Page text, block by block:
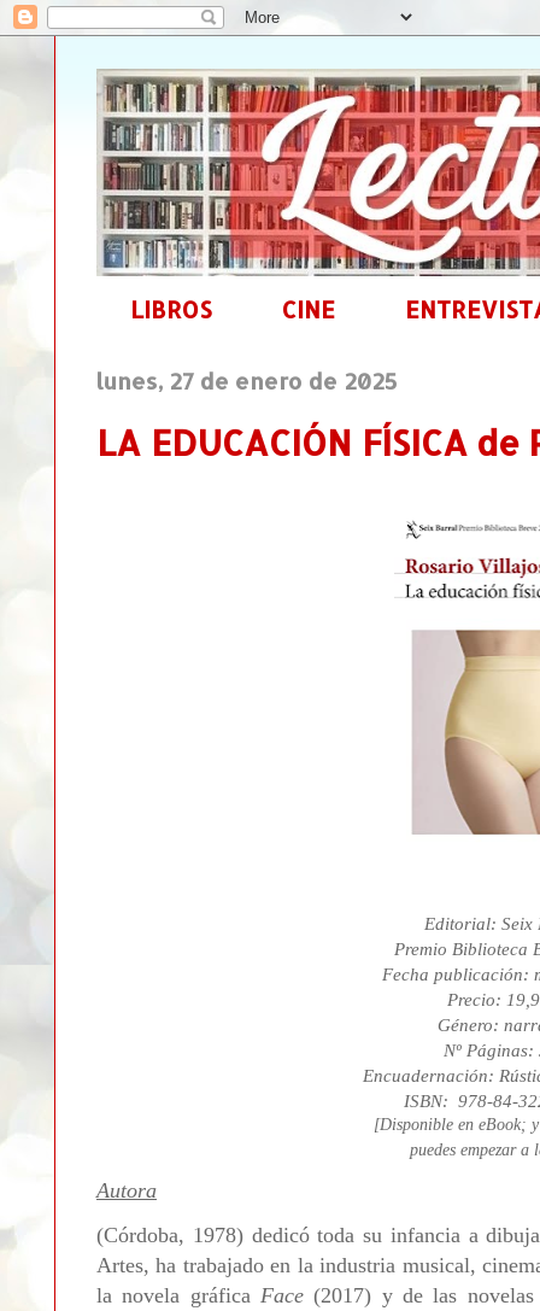
LIBROS CINE
lunes, 27 de enero de 2025
LA EDUCACIÓN FÍSICA
Editorial: Seix
Premio Biblioteca
Fecha publicación:
Precio:
Género:
Nº Páginas:
Encuadernación:
ISBN: 978-84-
[Disponible en eBook;
puedes empezar a
Autora
(Córdoba, 1978) dedicó toda su infancia a
Artes, ha trabajado en la industria musical,
la novela gráfica Face (2017) y de las